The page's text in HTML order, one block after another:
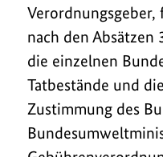
s
/
L
i
n
nach den Absätzen
die einzelnen
Tatbestände und
Zustimmung des